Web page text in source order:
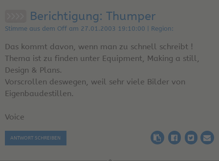
Berichtigung: Thumper
Stimme aus dem Off am 27.01.2003 19:10:00 | Region:
Das kommt davon, wenn man zu schnell schreibt !
Thema ist zu finden unter Equipment, Making a still,
Design & Plans.
Vorscrollen deswegen, weil sehr viele Bilder von
Eigenbaudestillen.
Voice
ANTWORT SCHREIBEN